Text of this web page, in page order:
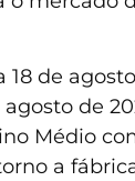
18 de
agosto de
Médio
a